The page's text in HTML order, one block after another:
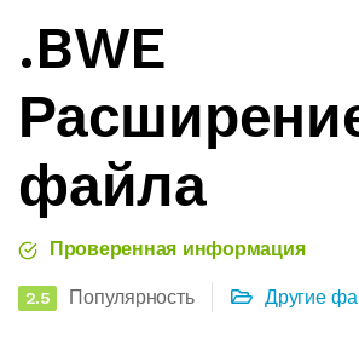
.BWE
файла
Проверенная информация
2.5 Популярность Другие